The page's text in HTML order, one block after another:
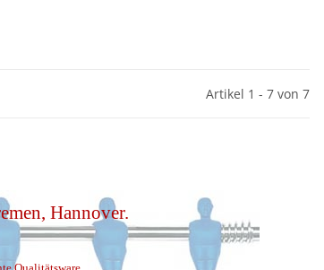
Artikel 1 - 7 von 7
Hannover.